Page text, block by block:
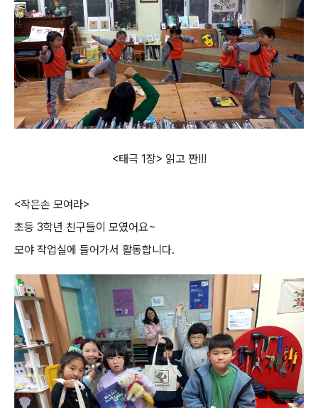
<태극 1장> 읽고 짠!!!
<작은손 모여라>
초등 3학년 친구들이 모였어요~
모야 작업실에 들어가서 활동합니다.